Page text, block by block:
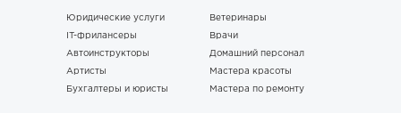
Юридические услуги
IT-фрилансеры
Автоинструкторы
Артисты
Бухгалтеры и юристы
Ветеринары
Врачи
Домашний персонал
Мастера красоты
Мастера по ремонту